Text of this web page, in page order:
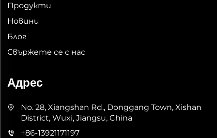
Продукти
Новини
Блог
Свържете се с нас
Адрес
No. 28, Xiangshan Rd., Donggang Town, Xishan
District, Wuxi, Jiangsu, China
+86-13921171197